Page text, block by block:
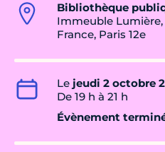
Bibliothèque
Immeuble Lumière,
France, Paris 12e
Le jeudi 2 octobre
De 19 h à 21 h
Évènement